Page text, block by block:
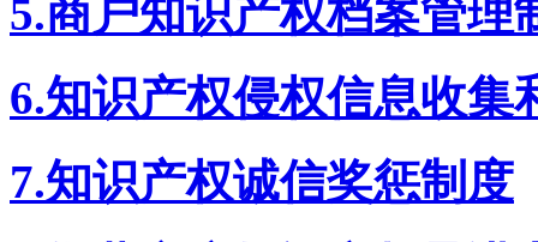
5.商户知识产权档案管理
6.知识产权侵权信息收集
7.知识产权诚信奖惩制度